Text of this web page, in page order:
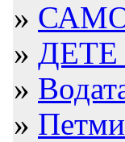
»
»
»
»